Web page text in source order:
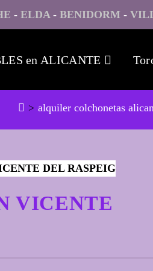
- ELDA- BENIDORM -
en ALICANTE
> alquiler colchonetas
VICENTE